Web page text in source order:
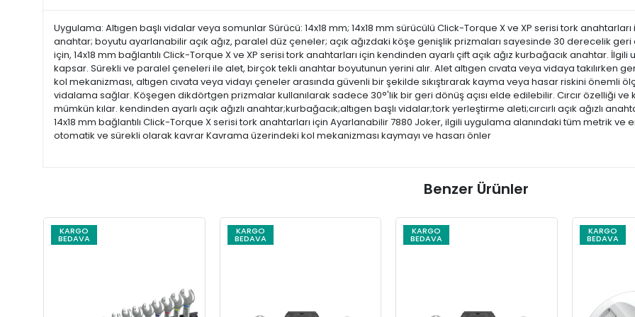
Uygulama: Altıgen başlı vidalar veya somunlar Sürücü: 14x18 mm; 14x18 mm sürücülü Click-Torque X ve XP serisi tork anahtarları
anahtar; boyutu ayarlanabilir açık ağız, paralel düz çeneler; açık ağızdaki köşe genişlik prizmaları sayesinde 30 derecelik geri
için, 14x18 mm bağlantılı Click-Torque X ve XP serisi tork anahtarları için kendinden ayarlı çift açık ağız kurbağacık anahtar.
kapsar. Sürekli ve paralel çeneleri ile alet, birçok tekli anahtar boyutunun yerini alır. Alet altıgen cıvata veya vidaya takılırken
kol mekanizması, altıgen cıvata veya vidayı çeneler arasında güvenli bir şekilde sıkıştırarak kayma veya hasar riskini önemli
vidalama sağlar. Köşegen dikdörtgen prizmalar kullanılarak sadece 30°'lik bir geri dönüş açısı elde edilebilir. Cırcır özelliği ve
mümkün kılar. kendinden ayarlı açık ağızlı anahtar;kurbağacık;altıgen başlı vidalar;tork yerleştirme aleti;cırcırlı açık ağızlı
14x18 mm bağlantılı Click-Torque X serisi tork anahtarları için Ayarlanabilir 7880 Joker, ilgili uygulama alanındaki tüm metrik
otomatik ve sürekli olarak kavrar Kavrama üzerindeki kol mekanizması kaymayı ve hasarı önler
Benzer Ürünler
KARGO
BEDAVA
KARGO
BEDAVA
KARGO
BEDAVA
KARGO
BEDAVA